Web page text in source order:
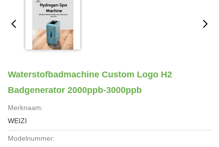
Waterstofbadmachine Custom Logo H2
Badgenerator 2000ppb-3000ppb
Merknaam:
WEIZI
Modelnummer: